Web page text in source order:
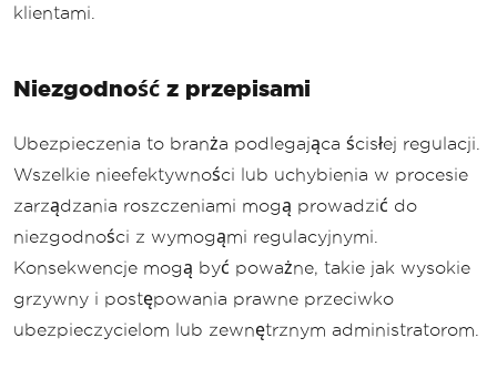
klientami.
Niezgodność z przepisami
Ubezpieczenia to branża podlegająca ścisłej regulacji.
Wszelkie nieefektywności lub uchybienia w procesie
zarządzania roszczeniami mogą prowadzić do
niezgodności z wymogąmi regulacyjnymi.
Konsekwencje mogą być poważne, takie jak wysokie
grzywny i postępowania prawne przeciwko
ubezpieczycielom lub zewnętrznym administratorom.